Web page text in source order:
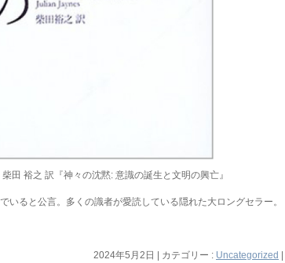
田 裕之 訳『神々の沈黙: 意識の誕生と文明の興亡』
いると公言。多くの識者が愛読している隠れた大ロングセラー。
2024年5月2日 カテゴリー : Uncategorized